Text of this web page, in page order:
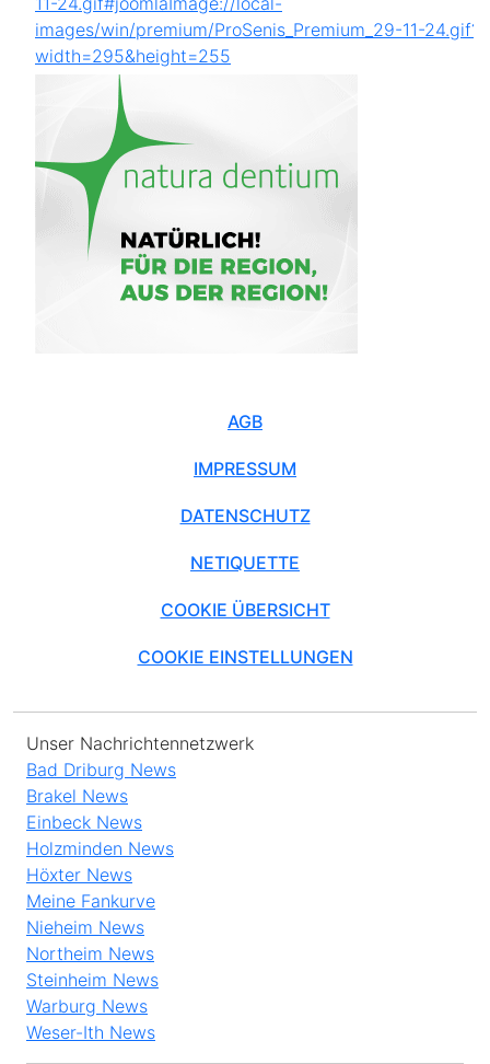
AGB
IMPRESSUM
DATENSCHUTZ
NETIQUETTE
COOKIE ÜBERSICHT
COOKIE EINSTELLUNGEN
Unser Nachrichtennetzwerk
Bad Driburg News
Brakel News
Einbeck News
Holzminden News
Höxter News
Meine Fankurve
Nieheim News
Northeim News
Steinheim News
Warburg News
Weser-Ith News